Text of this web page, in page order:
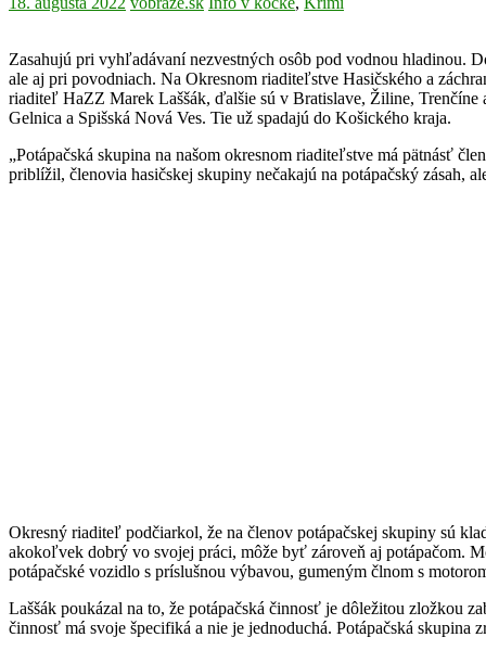
Zasahujú pri vyhľadávaní nezvestných osôb pod vodnou hladinou.
ale aj pri povodniach. Na Okresnom riaditeľstve Hasičského a
riaditeľ HaZZ Marek Laššák, ďalšie sú v Bratislave, Žiline, Trenčíne
Gelnica a Spišská Nová Ves. Tie už spadajú do Košického kraja.
„Potápačská skupina na našom okresnom riaditeľstve má pätnásť
priblížil, členovia hasičskej skupiny nečakajú na potápačský zásah,
Okresný riaditeľ podčiarkol, že na členov potápačskej skupiny sú
akokoľvek dobrý vo svojej práci, môže byť zároveň aj potápačom.
potápačské vozidlo s príslušnou výbavou, gumeným člnom s
Laššák poukázal na to, že potápačská činnosť je dôležitou zložkou
činnosť má svoje špecifiká a nie je jednoduchá. Potápačská